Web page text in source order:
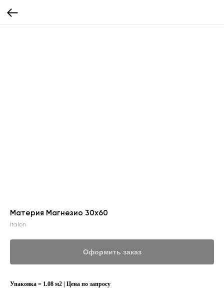
Материя Магнезио 30х60
Italon
Оформить заказ
Упаковка = 1.08 м2 | Цена по запросу